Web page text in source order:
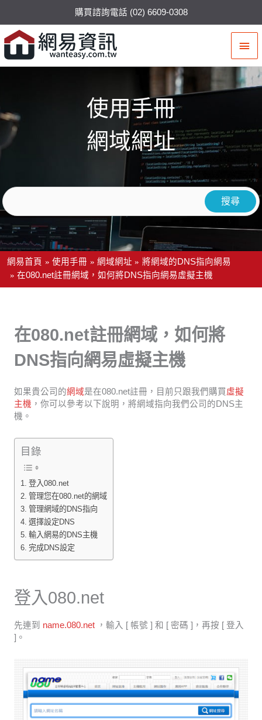
購買諮詢電話 (02) 6609-0308
主
要
選
使用手冊
網域網址
網易首頁 使用手冊 網域網址
將網域的DNS指向網易
在080.net註冊網域，如何將DNS指向網易虛擬主機
在080.net註冊網域，如何將
DNS指向網易虛擬主機
如果貴公司的網域是在080.net註冊，目前只跟我們購買虛擬
主機 ，你可以參考以下說明，將網域指向我們公司的DNS主
機。
目錄
登入080.net
管理您在080.net的網域
管理網域的DNS指向
選擇設定DNS
輸入網易的DNS主機
完成DNS設定
登入080.net
先連到 name.080.net ，輸入 [ 帳號 ] 和 [ 密碼 ]，再按 [ 登入
]。